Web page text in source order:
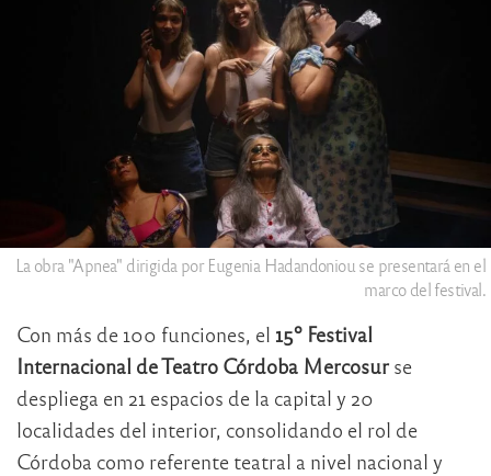
La obra "Apnea" dirigida por Eugenia Hadandoniou se presentará en el
marco del festival.
Con más de 100 funciones, el 15º Festival
Internacional de Teatro Córdoba Mercosur se
despliega en 21 espacios de la capital y 20
localidades del interior, consolidando el rol de
Córdoba como referente teatral a nivel nacional y